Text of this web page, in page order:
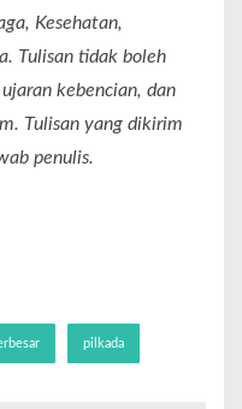
Kesehatan,
Tulisan tidak boleh
kebencian, dan
Tulisan yang dikirim
penulis.
pilkada